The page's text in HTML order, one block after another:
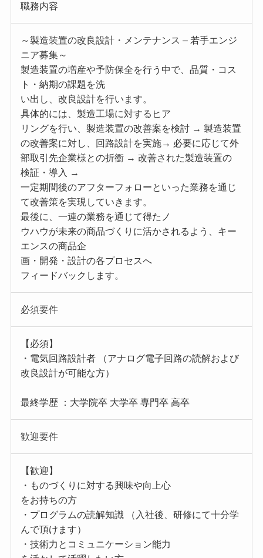
職務内容
～製造装置の改良設計・メンテナンス – 若手エンジ
ニア募集～
製造装置の増産や予防保全を行う中で、品質・コス
ト・納期の課題を洗
い出し、改良設計を行います。
具体的には、製造工場に対するヒア
リングを行い、製造装置の改善案を検討 → 製造装置
の改善案に対し、回路設計を実施→ 必要に応じて外
部取引先企業様との折衝 → 改善された製造装置の
検証・導入 →
一定期間後のアフターフォローといった業務を通じ
て改善策を実現していきます。
最後に、一連の業務を通じて得たノ
ウハウが未来の商品づくりに活かされるよう、キー
エンスの商品企
画・開発・設計の各プロセスへ
フィードバックします。
必須要件
【必須】
・電気回路設計者 （アナログ電子回路の読解および
改良設計が可能な方）
最終学歴 ：大学院卒 大学卒 専門卒 高卒
歓迎要件
【歓迎】
・ものづくりに対する興味や向上心
をお持ちの方
・プログラムの読解知識 （入社後、研修にて十分学
んで頂けます）
・技術力とコミュニケーション能力